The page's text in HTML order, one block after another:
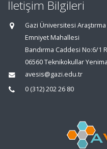
İletişim Bilgileri
Gazi Üniversitesi
Emniyet Mahallesi
Bandırma Caddesi No:6/1
06560 Teknikokullar
avesis@gazi.edu.tr
0 (312) 202 26 80